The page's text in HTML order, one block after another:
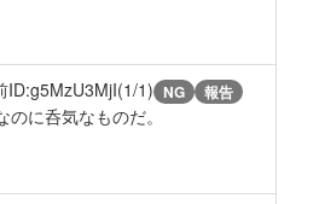
ID:g5MzU3MjI(1/1) NG 報告
に呑気なものだ。